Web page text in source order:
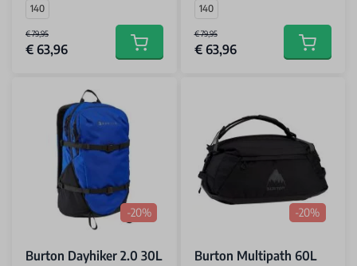
140
€ 79,95
€ 63,96 Add to cart
140
€ 79,95
€ 63,96 Add to
-20%
Burton Dayhiker 2.0 30L
-20%
Burton Multipath 60L